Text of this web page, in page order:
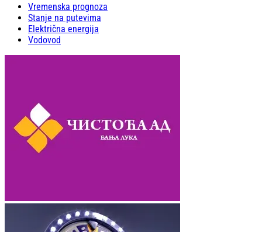
Vremenska prognoza
Stanje na putevima
Električna energija
Vodovod